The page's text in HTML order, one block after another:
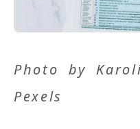
Photo by
Pexels